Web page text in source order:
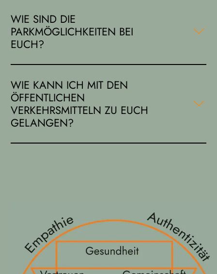
WIE SIND DIE
PARKMÖGLICHKEITEN BEI
EUCH?
WIE KANN ICH MIT DEN
ÖFFENTLICHEN
VERKEHRSMITTELN ZU EUCH
GELANGEN?